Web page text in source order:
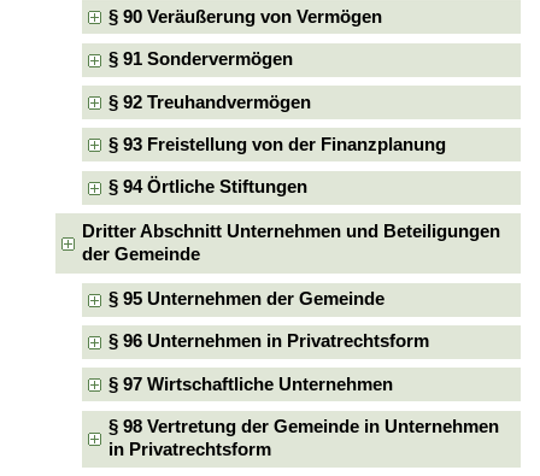
§ 90 Veräußerung von Vermögen
§ 91 Sondervermögen
§ 92 Treuhandvermögen
§ 93 Freistellung von der Finanzplanung
§ 94 Örtliche Stiftungen
Dritter Abschnitt Unternehmen und Beteiligungen
der Gemeinde
§ 95 Unternehmen der Gemeinde
§ 96 Unternehmen in Privatrechtsform
§ 97 Wirtschaftliche Unternehmen
§ 98 Vertretung der Gemeinde in Unternehmen
in Privatrechtsform